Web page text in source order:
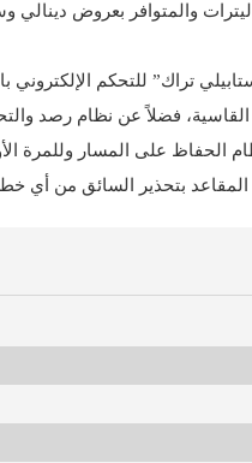
تراك” للتحكم الإلكتروني
فضلاً عن نظام رصد
الحفاظ على المسار وللمرة
بتحذير السائق من أي